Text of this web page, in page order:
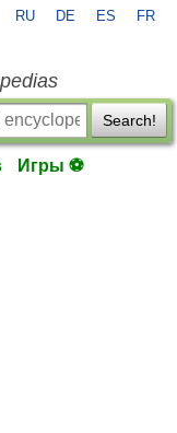
RU DE ES FR
Search!
Игры ⚽